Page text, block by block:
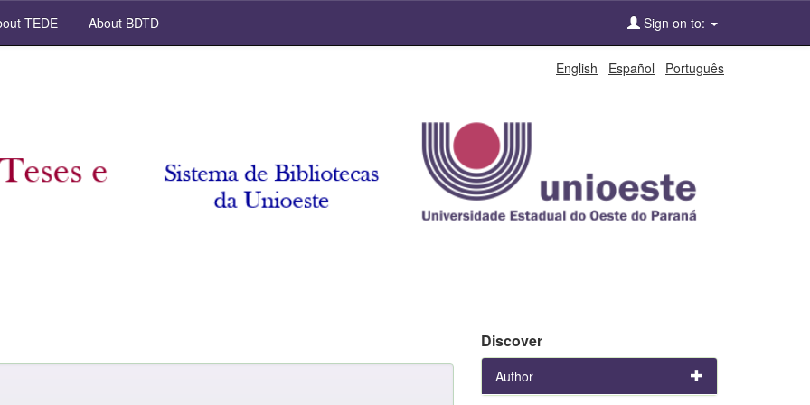
TEDE About BDTD Sign on to:
English Español Português
Discover
Author